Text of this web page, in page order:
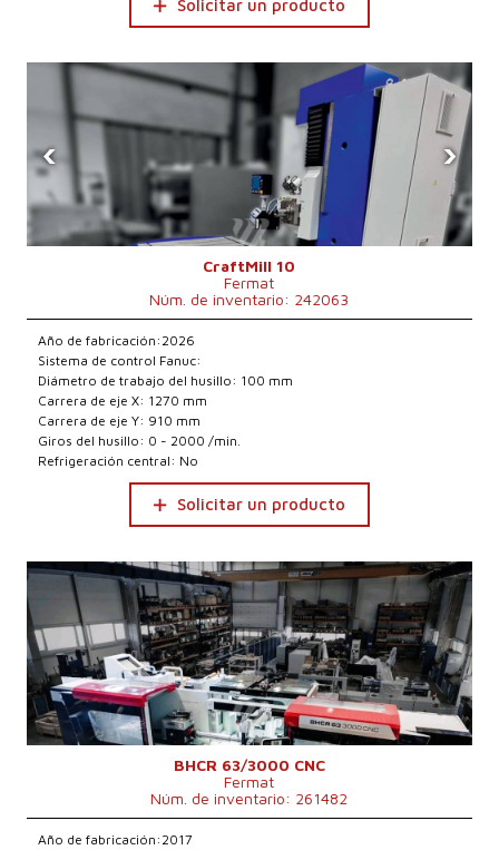
Solicitar un producto
‹ ›
CraftMill 10
Fermat
Núm. de inventario: 242063
Año de fabricación:2026
Sistema de control Fanuc:
Diámetro de trabajo del husillo: 100 mm
Carrera de eje X: 1270 mm
Carrera de eje Y: 910 mm
Giros del husillo: 0 - 2000 /min.
Refrigeración central: No
Solicitar un producto
BHCR 63/3000 CNC
Fermat
Núm. de inventario: 261482
Año de fabricación:2017